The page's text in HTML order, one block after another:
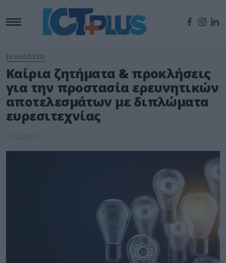
ΕΚΔΗΛΩΣΕΙΣ
Καίρια ζητήματα & προκλήσεις
για την προστασία ερευνητικών
αποτελεσμάτων με διπλώματα
ευρεσιτεχνίας
12.12.2023